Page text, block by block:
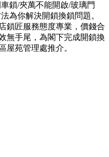
鎖/夾萬不能開啟/玻璃門
為你解決開鎖換鎖問題。
鎖匠服務態度專業，價錢合
無手尾，為閣下完成開鎖換
屋苑管理處推介。